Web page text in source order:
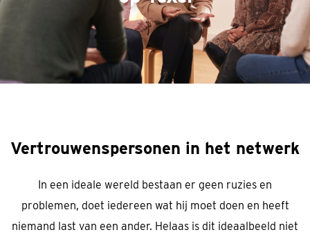
Vertrouwenspersonen in het netwerk
In een ideale wereld bestaan er geen ruzies en
problemen, doet iedereen wat hij moet doen en heeft
niemand last van een ander. Helaas is dit ideaalbeeld niet